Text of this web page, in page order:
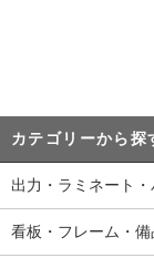
カテゴリーから探
出力・ラミネート
看板・フレーム・備